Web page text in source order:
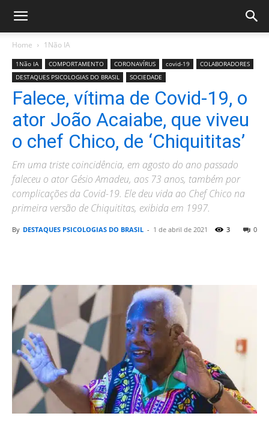
Home 1Não IA
1Não IA COMPORTAMENTO CORONAVÍRUS covid-19
COLABORADORES
DESTAQUES PSICOLOGIAS DO BRASIL
SOCIEDADE
Falece, vítima de Covid-19, o
ator João Acaiabe, que viveu
o chef Chico, de ‘Chiquititas’
Em uma triste coincidência, em agosto do ano passado
faleceu o ator Gésio Amadeu, aos 73 anos, também por
complicações da Covid-19. Ele deu vida ao Chef Chico na
primeira versão de Chiquititas, exibida em 1997.
By DESTAQUES PSICOLOGIAS DO BRASIL - 1 de abril de 2021 0
3